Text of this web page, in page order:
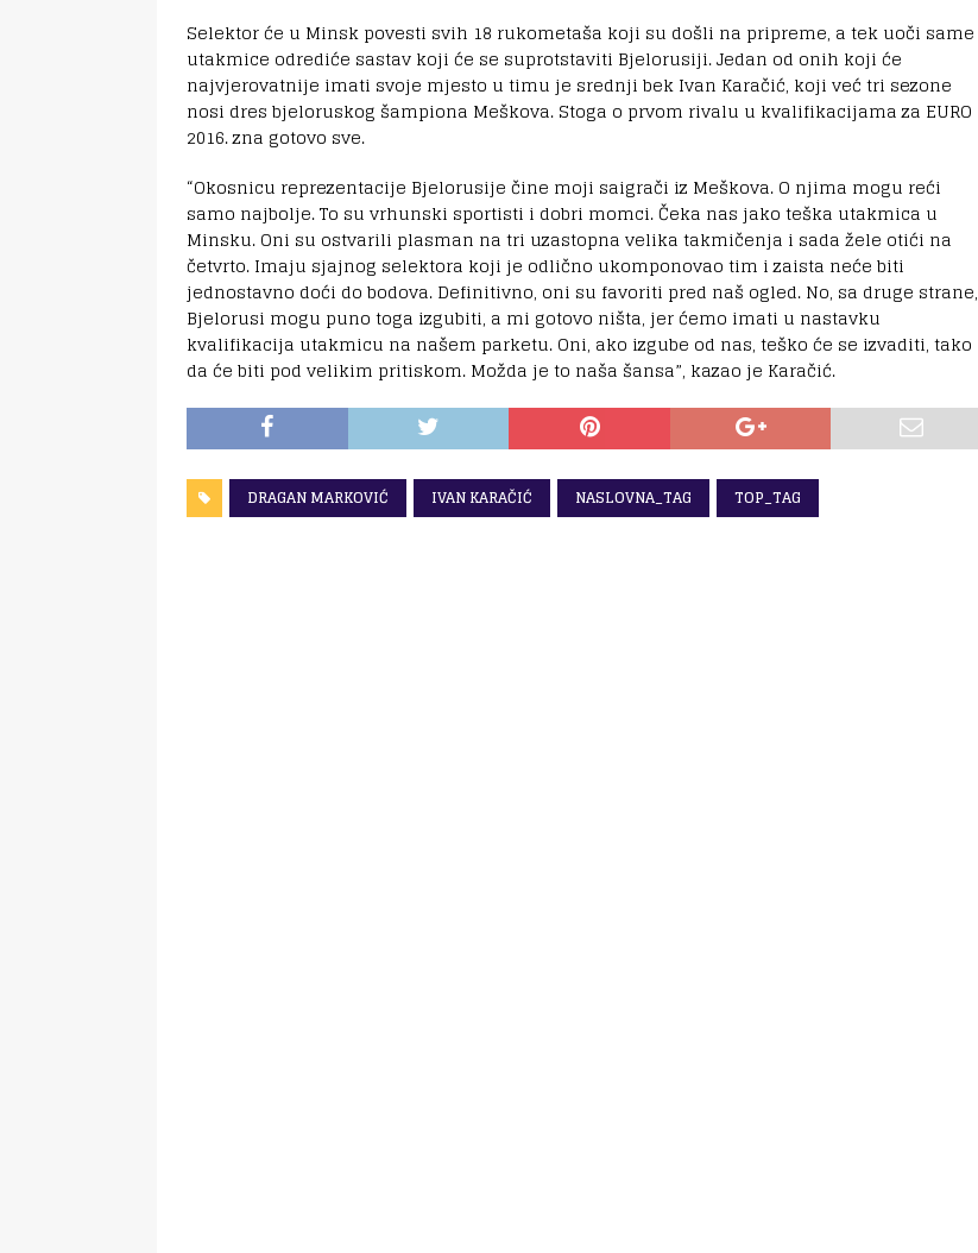
Selektor će u Minsk povesti svih 18 rukometaša koji su došli na pripreme, a tek uoči same
utakmice odrediće sastav koji će se suprotstaviti Bjelorusiji. Jedan od onih koji će
najvjerovatnije imati svoje mjesto u timu je srednji bek Ivan Karačić, koji već tri sezone
nosi dres bjeloruskog šampiona Meškova. Stoga o prvom rivalu u kvalifikacijama za EURO
2016. zna gotovo sve.
“Okosnicu reprezentacije Bjelorusije čine moji saigrači iz Meškova. O njima mogu reći
samo najbolje. To su vrhunski sportisti i dobri momci. Čeka nas jako teška utakmica u
Minsku. Oni su ostvarili plasman na tri uzastopna velika takmičenja i sada žele otići na
četvrto. Imaju sjajnog selektora koji je odlično ukomponovao tim i zaista neće biti
jednostavno doći do bodova. Definitivno, oni su favoriti pred naš ogled. No, sa druge strane,
Bjelorusi mogu puno toga izgubiti, a mi gotovo ništa, jer ćemo imati u nastavku
kvalifikacija utakmicu na našem parketu. Oni, ako izgube od nas, teško će se izvaditi, tako
da će biti pod velikim pritiskom. Možda je to naša šansa”, kazao je Karačić.
DRAGAN MARKOVIĆ IVAN KARAČIĆ NASLOVNA_TAG TOP_TAG